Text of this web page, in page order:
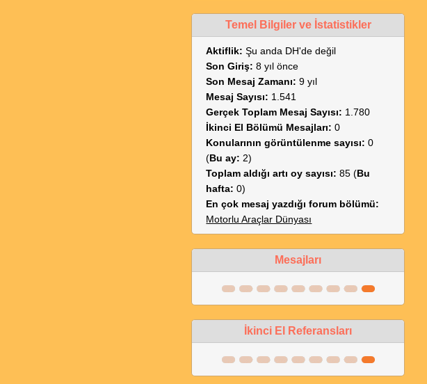
Temel Bilgiler ve İstatistikler
Aktiflik: Şu anda DH'de değil
Son Giriş: 8 yıl önce
Son Mesaj Zamanı: 9 yıl
Mesaj Sayısı: 1.541
Gerçek Toplam Mesaj Sayısı: 1.780
İkinci El Bölümü Mesajları: 0
Konularının görüntülenme sayısı: 0
(Bu ay: 2)
Toplam aldığı artı oy sayısı: 85 (Bu
hafta: 0)
En çok mesaj yazdığı forum bölümü:
Motorlu Araçlar Dünyası
Mesajları
İkinci El Referansları